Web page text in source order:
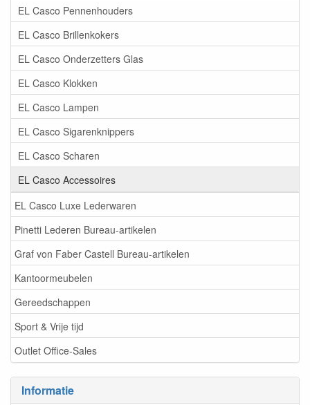
EL Casco Pennenhouders
EL Casco Brillenkokers
EL Casco Onderzetters Glas
EL Casco Klokken
EL Casco Lampen
EL Casco Sigarenknippers
EL Casco Scharen
EL Casco Accessoires
EL Casco Luxe Lederwaren
Pinetti Lederen Bureau-artikelen
Graf von Faber Castell Bureau-artikelen
Kantoormeubelen
Gereedschappen
Sport & Vrije tijd
Outlet Office-Sales
Informatie